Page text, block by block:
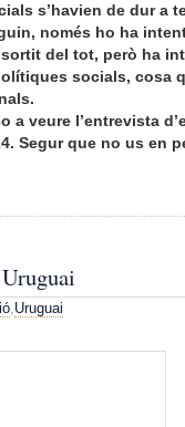
s’havien de dur a
només ho ha
del tot, però ha
socials, cosa
a veure l’entrevista
Segur que no us en
Uruguai